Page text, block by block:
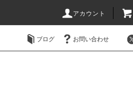
アカウント
ブログ お問い合わせ